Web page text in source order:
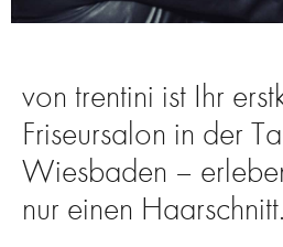
von trentini ist Ihr
Friseursalon in der
Wiesbaden –
nur einen Haarschnitt.